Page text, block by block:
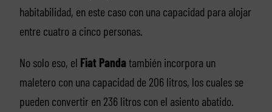
habitabilidad, en este caso con una capacidad para alojar
entre cuatro a cinco personas.
No solo eso, el Fiat Panda también incorpora un
maletero con una capacidad de 206 litros, los cuales se
pueden convertir en 236 litros con el asiento abatido.